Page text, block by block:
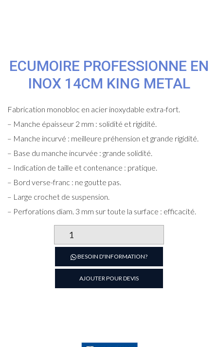
ECUMOIRE PROFESSIONNE EN
INOX 14CM KING METAL
Fabrication monobloc en acier inoxydable extra-fort.
– Manche épaisseur 2 mm : solidité et rigidité.
– Manche incurvé : meilleure préhension et grande rigidité.
– Base du manche incurvée : grande solidité.
– Indication de taille et contenance : pratique.
– Bord verse-franc : ne goutte pas.
– Large crochet de suspension.
– Perforations diam. 3 mm sur toute la surface : efficacité.
de
ECUMOIRE
PROFESSIONNE
EN
INOX
BESOIN D'INFORMATION?
AJOUTER POUR DEVIS